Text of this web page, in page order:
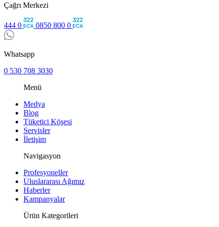
Çağrı Merkezi
444 0 0850 800 0
Whatsapp
0 530 708 3030
Menü
Medya
Blog
Tüketici Köşesi
Servisler
İletişim
Navigasyon
Profesyoneller
Uluslararası Ağımız
Haberler
Kampanyalar
Ürün Kategorileri